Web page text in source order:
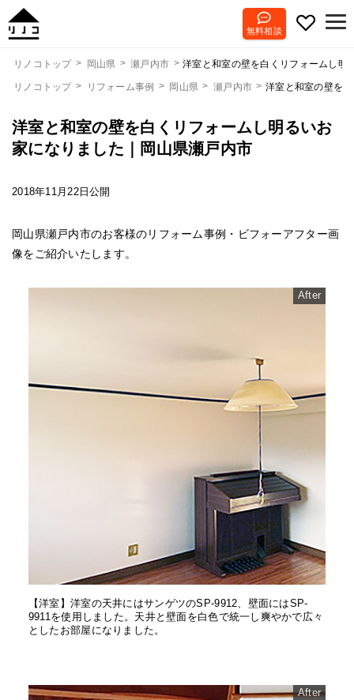
無料相談
リノコトップ 岡山県 瀬戸内市 洋室と和室の壁を白くリフォームし明
リノコトップ リフォーム事例 岡山県 瀬戸内市 洋室と和室の壁を
洋室と和室の壁を白くリフォームし明るいお
家になりました｜岡山県瀬戸内市
2018年11月22日公開
岡山県瀬戸内市のお客様のリフォーム事例・ビフォーアフター画
像をご紹介いたします。
After
【洋室】洋室の天井にはサンゲツのSP‐9912、壁面にはSP‐
9911を使用しました。天井と壁面を白色で統一し爽やかで広々
としたお部屋になりました。
After